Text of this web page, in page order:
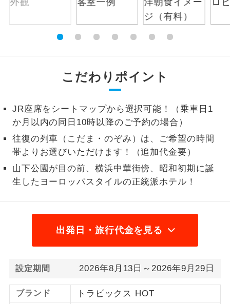
こだわりポイント
JR座席をシートマップから選択可能！（乗車日1
か月以内の同日10時以降のご予約の場合）
往復の列車（こだま・のぞみ）は、ご希望の時間
帯よりお選びいただけます！（追加代金要）
山下公園が目の前、横浜中華街傍、昭和初期に誕
生したヨーロッパスタイルの正統派ホテル！
出発日・旅行代金を見る
設定期間 2026年8月13日～2026年9月29日
ブランド トラピックス HOT
温泉地にも宿泊するコースです。
ご宿泊ホテルに露天風呂が付いていま
ご宿泊ホテルに大浴場が付いています。
全食事付き
事の心配はいりません。（機内食を除
く）
お部屋食
お部屋にてゆっくりとお召し上がりいた
だけます。
トラベルイヤ
ホン
周りの音を気にせず、ガイドさんの説明
1名様催行
1名様から出発可能な個人型プランで
す。
2名様催行
2名様から出発可能な個人型プランで
加限定
スです。